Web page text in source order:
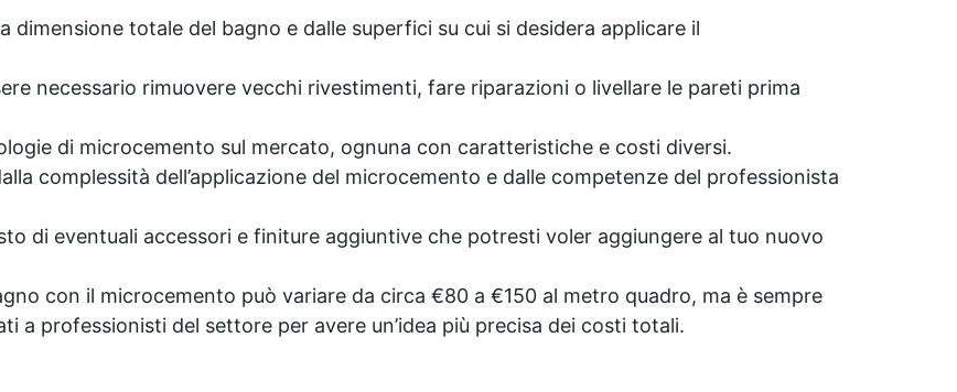
preparato. ✅
e sicurezza:
EU no. 305/2011 -
EN 1504-2 e relativa
di Prestazione
i 2 componenti (2 : 1)
predosati
dimensione totale del bagno e dalle superfici su cui si desidera applicare il
necessario rimuovere vecchi rivestimenti, fare riparazioni o livellare le pareti prima
di microcemento sul mercato, ognuna con caratteristiche e costi diversi.
complessità dell’applicazione del microcemento e dalle competenze del professionista
di eventuali accessori e finiture aggiuntive che potresti voler aggiungere al tuo nuovo
con il microcemento può variare da circa €80 a €150 al metro quadro, ma è sempre
a professionisti del settore per avere un’idea più precisa dei costi totali.